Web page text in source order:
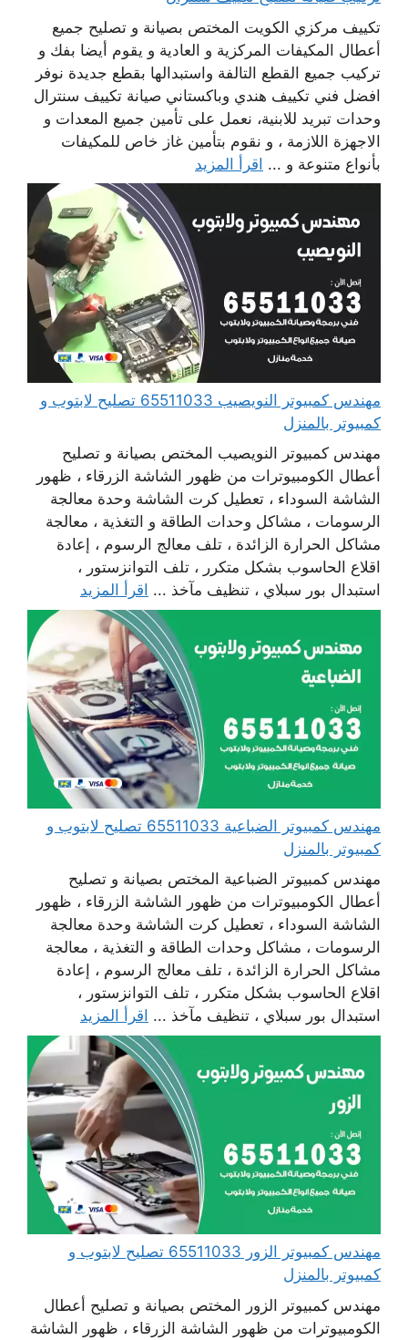
تكييف مركزي الكويت المختص بصيانة و تصليح جميع
أعطال المكيفات المركزية و العادية و يقوم أيضا بفك و
تركيب جميع القطع التالفة واستبدالها بقطع جديدة نوفر
افضل فني تكييف هندي وباكستاني صيانة تكييف سنترال
وحدات تبريد للابنية، نعمل على تأمين جميع المعدات و
الاجهزة اللازمة ، و نقوم بتأمين غاز خاص للمكيفات
بأنواع متنوعة و ... اقرأ المزيد
مهندس كمبيوتر النويصيب 65511033 تصليح لابتوب و
كمبيوتر بالمنزل
مهندس كمبيوتر النويصيب المختص بصيانة و تصليح
أعطال الكومبيوترات من ظهور الشاشة الزرقاء ، ظهور
الشاشة السوداء ، تعطيل كرت الشاشة وحدة معالجة
الرسومات ، مشاكل وحدات الطاقة و التغذية ، معالجة
مشاكل الحرارة الزائدة ، تلف معالج الرسوم ، إعادة
اقلاع الحاسوب بشكل متكرر ، تلف التوانزستور ،
استبدال بور سبلاي ، تنظيف مآخذ ... اقرأ المزيد
مهندس كمبيوتر الضباعية 65511033 تصليح لابتوب و
كمبيوتر بالمنزل
مهندس كمبيوتر الضباعية المختص بصيانة و تصليح
أعطال الكومبيوترات من ظهور الشاشة الزرقاء ، ظهور
الشاشة السوداء ، تعطيل كرت الشاشة وحدة معالجة
الرسومات ، مشاكل وحدات الطاقة و التغذية ، معالجة
مشاكل الحرارة الزائدة ، تلف معالج الرسوم ، إعادة
اقلاع الحاسوب بشكل متكرر ، تلف التوانزستور ،
استبدال بور سبلاي ، تنظيف مآخذ ... اقرأ المزيد
مهندس كمبيوتر الزور 65511033 تصليح لابتوب و
كمبيوتر بالمنزل
مهندس كمبيوتر الزور المختص بصيانة و تصليح أعطال
الكومبيوترات من ظهور الشاشة الزرقاء ، ظهور الشاشة